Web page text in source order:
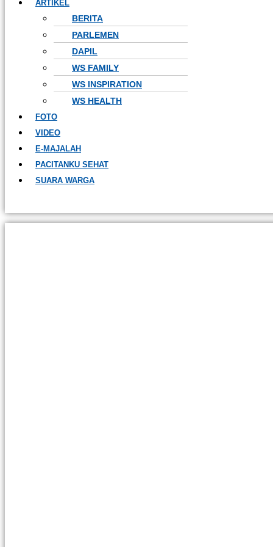
ARTIKEL
BERITA
PARLEMEN
DAPIL
WS FAMILY
WS INSPIRATION
WS HEALTH
FOTO
VIDEO
E-MAJALAH
PACITANKU SEHAT
SUARA WARGA